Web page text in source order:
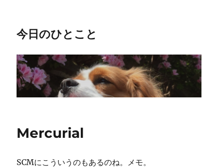
今日のひとこと
Mercurial
SCMにこういうのもあるのね。メモ。